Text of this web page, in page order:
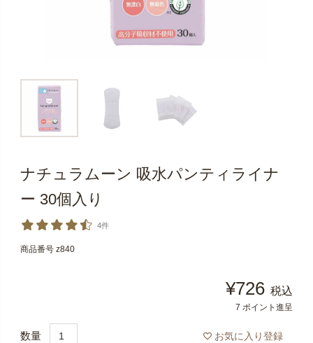
ナチュラムーン 吸水パンティライナ
ー 30個入り
4件
商品番号 z840
¥726 税込
7 ポイント進呈
お気に入り登録